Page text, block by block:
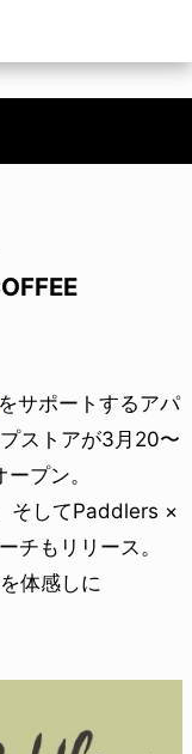
をサポートするアパ
ストアが3月20〜
プン。
そしてPaddlers ×
チもリリース。
体感しに